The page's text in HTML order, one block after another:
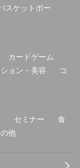
スケットボー
カードゲーム
ョン・美容
コ
セミナー
食
他